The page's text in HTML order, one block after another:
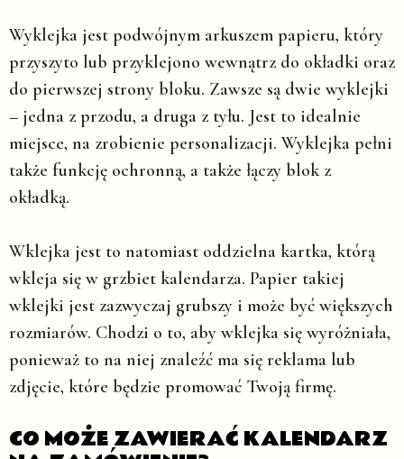
Wyklejka jest podwójnym arkuszem papieru, który
przyszyto lub przyklejono wewnątrz do okładki oraz
do pierwszej strony bloku. Zawsze są dwie wyklejki
– jedna z przodu, a druga z tyłu. Jest to idealnie
miejsce, na zrobienie personalizacji. Wyklejka pełni
także funkcję ochronną, a także łączy blok z
okładką.
Wklejka jest to natomiast oddzielna kartka, którą
wkleja się w grzbiet kalendarza. Papier takiej
wklejki jest zazwyczaj grubszy i może być większych
rozmiarów. Chodzi o to, aby wklejka się wyróżniała,
ponieważ to na niej znaleźć ma się reklama lub
zdjęcie, które będzie promować Twoją firmę.
CO MOŻE ZAWIERAĆ KALENDARZ